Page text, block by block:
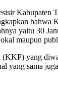
Kabupaten
yaitu 30
maupun
yang
sama